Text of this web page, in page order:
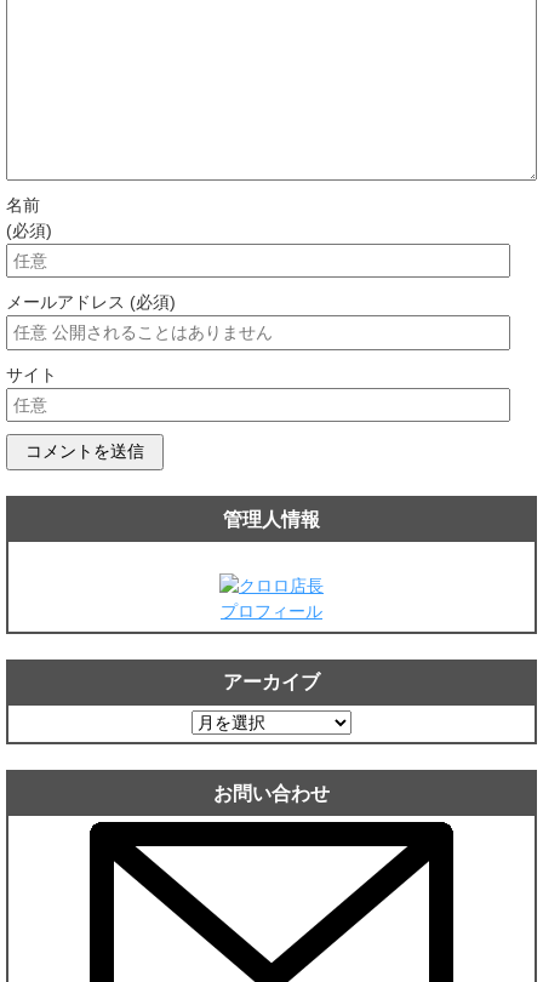
名前
(必須)
メールアドレス (必須)
サイト
管理人情報
プロフィール
アーカイブ
ア
ー
カ
ブ
お問い合わせ